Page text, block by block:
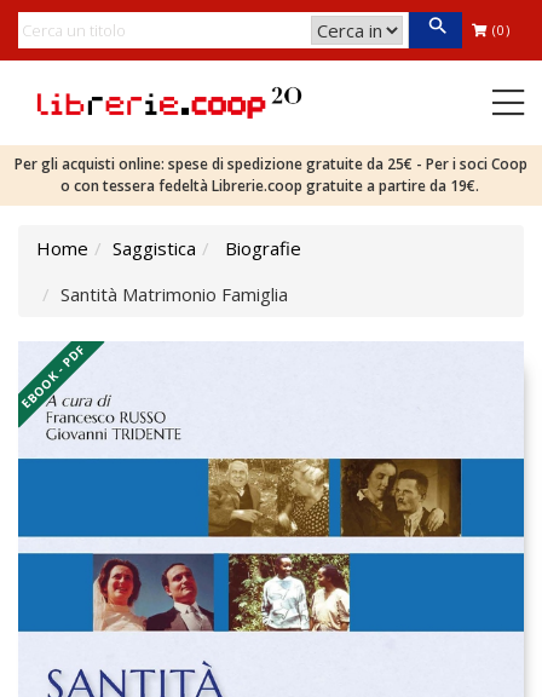
(0)
Per gli acquisti online: spese di spedizione gratuite da 25€ - Per i soci Coop
o con tessera fedeltà Librerie.coop gratuite a partire da 19€.
Home Saggistica
Biografie
Santità Matrimonio Famiglia
EBOOK - PDF